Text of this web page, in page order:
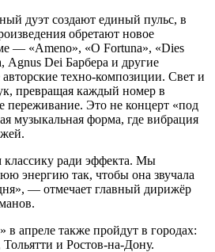
дуэт создают единый пульс, в
обретают новое
— «Ameno», «O Fortuna», «Dies
Agnus Dei Барбера и другие
техно-композиции. Свет и
превращая каждый номер в
переживание. Это не концерт «под
музыкальная форма, где вибрация
ради эффекта. Мы
энергию так, чтобы она звучала
— отмечает главный дирижёр
апреле также пройдут в городах:
и Ростов-на-Дону.